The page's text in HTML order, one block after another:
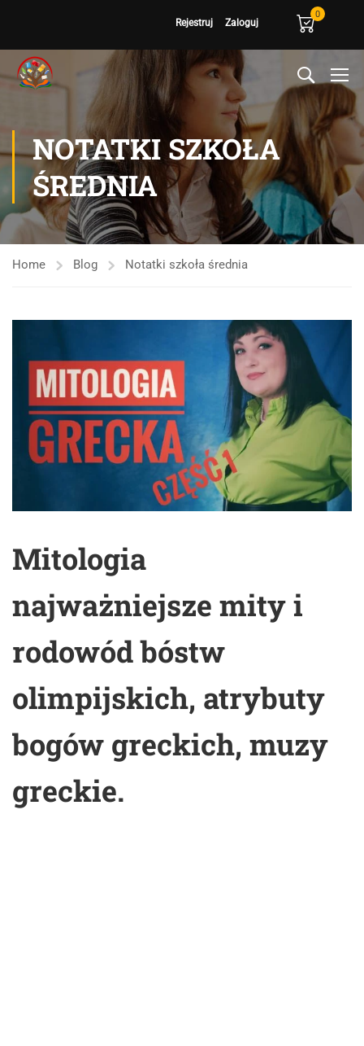
Rejestruj Zaloguj
0
NOTATKI SZKOŁA
ŚREDNIA
Home Blog Notatki szkoła średnia
Mitologia
najważniejsze mity i
rodowód bóstw
olimpijskich, atrybuty
bogów greckich, muzy
greckie.